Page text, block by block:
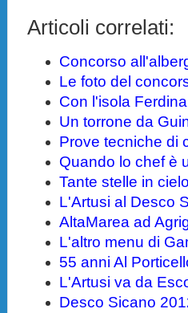
Articoli correlati:
Concorso
Le foto del
Con l'isola
Un torrone da
Prove tecniche di
Quando lo chef è
Tante stelle in
L'Artusi al Desco
AltaMarea ad
L'altro menu di
55 anni Al
L'Artusi va da
Desco Sicano